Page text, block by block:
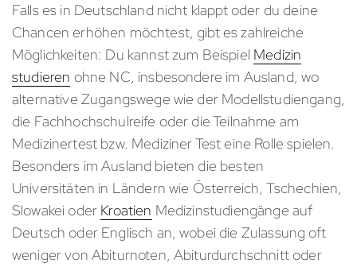
Falls es in Deutschland nicht klappt oder du deine
Chancen erhöhen möchtest, gibt es zahlreiche
Möglichkeiten: Du kannst zum Beispiel Medizin
studieren ohne NC, insbesondere im Ausland, wo
alternative Zugangswege wie der Modellstudiengang,
die Fachhochschulreife oder die Teilnahme am
Medizinertest bzw. Mediziner Test eine Rolle spielen.
Besonders im Ausland bieten die besten
Universitäten in Ländern wie Österreich, Tschechien,
Slowakei oder Kroatien Medizinstudiengänge auf
Deutsch oder Englisch an, wobei die Zulassung oft
weniger von Abiturnoten, Abiturdurchschnitt oder